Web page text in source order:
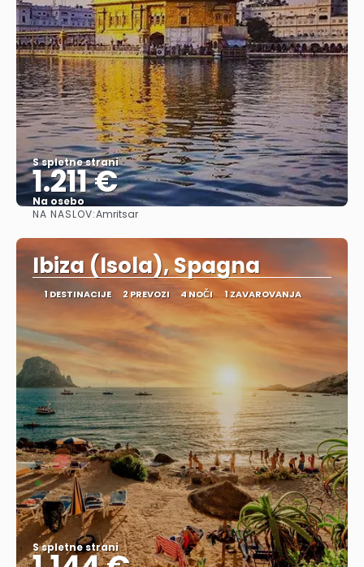
S spletne strani
1.211 €
Na osebo
NA NASLOV:Amritsar
Ibiza (Isola), Spagna
1 DESTINACIJE 2 PREVOZI 4 NOČI 1 ZAVAROVANJA
S spletne strani